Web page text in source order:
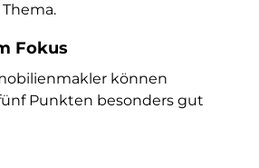
Fokus
können
Punkten besonders gut